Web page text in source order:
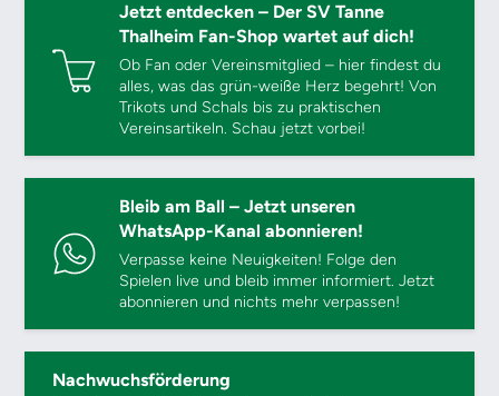
Jetzt entdecken – Der SV Tanne
Thalheim Fan-Shop wartet auf dich!
Ob Fan oder Vereinsmitglied – hier findest du
alles, was das grün-weiße Herz begehrt! Von
Trikots und Schals bis zu praktischen
Vereinsartikeln. Schau jetzt vorbei!
Bleib am Ball – Jetzt unseren
WhatsApp-Kanal abonnieren!
Verpasse keine Neuigkeiten! Folge den
Spielen live und bleib immer informiert. Jetzt
abonnieren und nichts mehr verpassen!
Nachwuchsförderung